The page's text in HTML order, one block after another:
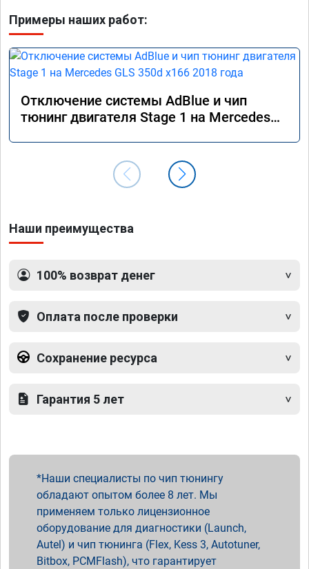
Примеры наших работ:
Отключение системы AdBlue и чип
тюнинг двигателя Stage 1 на Mercedes
Наши преимущества
100% возврат денег
Оплата после проверки
Сохранение ресурса
Гарантия 5 лет
Наши специалисты по чип тюнингу
обладают опытом более 8 лет. Мы
применяем только лицензионное
оборудование для диагностики (Launch,
Autel) и чип тюнинга (Flex, Kess 3, Autotuner,
Bitbox, PCMFlash), что гарантирует